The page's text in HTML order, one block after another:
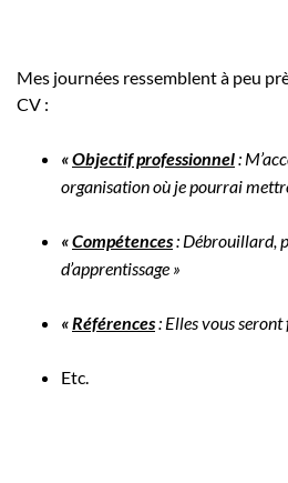
Mes journées ressemblent à peu
CV :
«Objectif professionnel:
organisation où je pourrai
«Compétences: Débrouillard,
d’apprentissage »
«Références: Elles vous seront
Etc.